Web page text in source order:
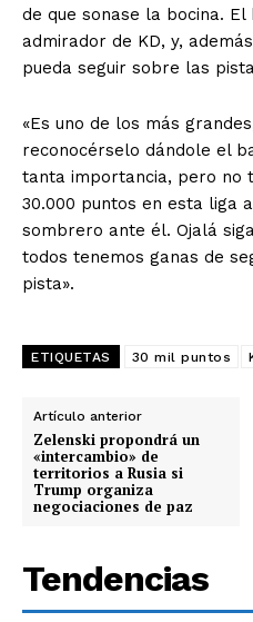
de que sonase la bocina.
admirador de KD, y,
pueda seguir sobre las
«Es uno de los más
reconocérselo dándole el
tanta importancia, pero no
30.000 puntos en esta liga
sombrero ante él. Ojalá
todos tenemos ganas de
pista».
ETIQUETAS 30 mil puntos
Artículo anterior
Zelenski propondrá un
«intercambio» de
territorios a Rusia si
Trump organiza
negociaciones de paz
Tendencias